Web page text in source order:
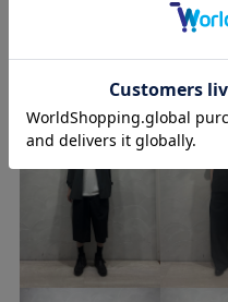
ストレッチ性 スポーツ
ドレス バンドカラー
モノトーン ラウンドヘム
伸縮性
透け感 透け感がない